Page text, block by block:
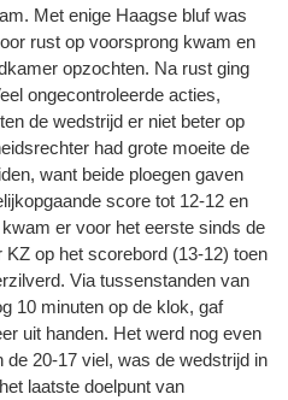
Met enige Haagse bluf was
rust op voorsprong kwam en
opzochten. Na rust ging
ongecontroleerde acties,
de wedstrijd er niet beter op
had grote moeite de
want beide ploegen gaven
score tot 12-12 en
er voor het eerste sinds de
op het scorebord (13-12) toen
Via tussenstanden van
10 minuten op de klok, gaf
uit handen. Het werd nog even
de 20-17 viel, was de wedstrijd in
laatste doelpunt van